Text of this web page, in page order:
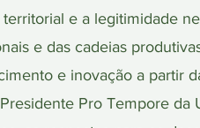
e a legitimidade
e das cadeias
e inovação a partir
Pro Tempore da